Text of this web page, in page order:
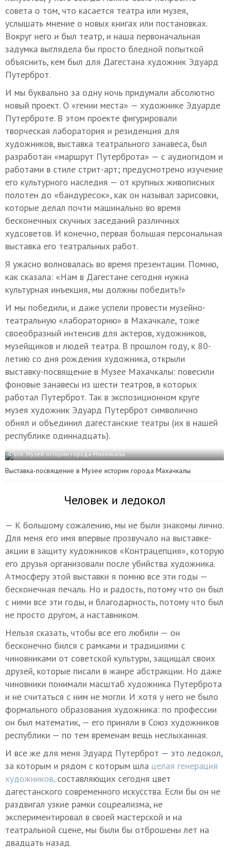
совета о том, что касается театра или музея,
услышать мнение о новых книгах или постановках.
Вокруг него и был театр, и наша первоначальная
задумка выглядела бы просто бледной попыткой
объяснить, кем был для Дагестана художник Эдуард
Путерброт.
И мы буквально за одну ночь придумали абсолютно
новый проект. О «гении места» — художнике Эдуарде
Путерброте. В этом проекте фигурировали
творческая лаборатория и резиденция для
художников, выставка театрального занавеса, был
разработан «маршрут Путерброта» — с аудиогидом и
работами в стиле стрит-арт; предусмотрено изучение
его культурного наследия — от крупных живописных
полотен до «бандуресок», как он называл зарисовки,
которые делал почти машинально во время
бесконечных скучных заседаний различных
худсоветов. И конечно, первая большая персональная
выставка его театральных работ.
Я ужасно волновалась во время презентации. Помню,
как сказала: «Нам в Дагестане сегодня нужна
культурная инъекция, мы должны победить!»
И мы победили, и даже успели провести музейно-
театральную «лабораторию» в Махачкале, тоже
своеобразный интенсив для актеров, художников,
музейщиков и людей театра. В прошлом году, к 80-
летию со дня рождения художника, открыли
выставку-посвящение в Музее Махачкалы: повесили
фоновые занавесы из шести театров, в которых
работал Путерброт. Так в экспозиционном круге
музея художник Эдуард Путерброт символично
обнял и объединил дагестанские театры (их в нашей
республике одиннадцать).
Фото: Музей истории города Махачкалы
Выставка-посвящение в Музее истории города Махачкалы
Человек и ледокол
— К большому сожалению, мы не были знакомы лично.
Для меня его имя впервые прозвучало на выставке-
акции в защиту художников «Контрацепция», которую
его друзья организовали после убийства художника.
Атмосферу этой выставки я помню все эти годы —
бесконечная печаль. Но и радость, потому что он был
с ними все эти годы, и благодарность, потому что был
не просто другом, а наставником.
Нельзя сказать, чтобы все его любили — он
бесконечно бился с рамками и традициями с
чиновниками от советской культуры, защищал своих
друзей, которые писали в жанре абстракции. Но даже
чиновники понимали масштаб художника Путерброта
и не считаться с ним не могли. И хотя у него не было
формального образования художника: по профессии
он был математик, — его приняли в Союз художников
республики — по тем временам вещь неслыханная.
И все же для меня Эдуард Путерброт — это ледокол,
за которым и рядом с которым шла целая генерация
художников,составляющих сегодня цвет
дагестанского современного искусства. Если бы он не
раздвигал узкие рамки соцреализма, не
экспериментировал в своей мастерской и на
театральной сцене, мы были бы отброшены лет на
двадцать назад.